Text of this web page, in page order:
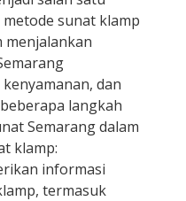
sunat klamp
menjalankan
dan
langkah
Semarang dalam
klamp:
informasi
termasuk